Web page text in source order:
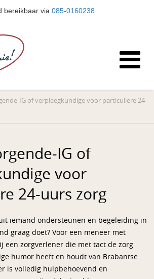
bereikbaar via 085-0160238
IG of verpleegkundige voor particuliere 24-
IG of
voor
24-uurs zorg
iemand ondersteunen en begeleiding in
graag doet? Voor een meneer met
een zorgverlener die met tact de zorg
humor heeft en houdt van Brabantse
is volledig hulpbehoevend en